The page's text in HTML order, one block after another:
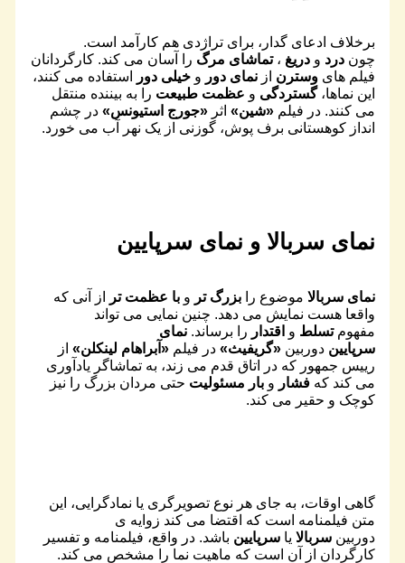
برخلاف ادعای گدار، برای تراژدی هم کارآمد است.
چون درد ودریغ ،تماشای مرگ را آسان می کند. کارگردانان
فیلم هایوسترن ازنمای دور وخیلی دور استفاده می کنند،
این نماها،گستردگی و عظمت طبیعت را به بیننده منتقل
می کنند. در فیلم«شین» اثر«جورج استیونس» در چشم
انداز کوهستانی برف پوش، گوزنی از یک نهر آب می خورد.
نمای سربالا و نمای سرپایین
نمای سربالا موضوع رابزرگ تر وبا عظمت تر از آنی که
واقعا هست نمایش می دهد. چنین نمایی می تواند
مفهومتسلط واقتدار را برساند.نمای
سرپایین دوربین«گریفیث» در فیلم«آبراهام لینکلن» از
رییس جمهور که در اتاق قدم می زند، به تماشاگر یادآوری
می کند کهفشار وبار مسئولیت حتی مردان بزرگ را نیز
کوچک و حقیر می کند.
گاهی اوقات، به جای هر نوع تصویرگری یا نمادگرایی، این
متن فیلمنامه است که اقتضا می کند زوایه ی
دوربینسربالا یاسرپایین باشد. در واقع، فیلمنامه و تفسیر
کارگردان از آن است که ماهیت نما را مشخص می کند.